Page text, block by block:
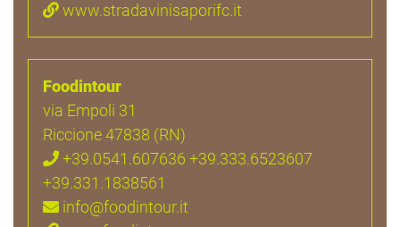
www.stradavinisaporifc.it
Foodintour
via Empoli 31
Riccione 47838 (RN)
+39.0541.607636 +39.333.6523607
+39.331.1838561
info@foodintour.it